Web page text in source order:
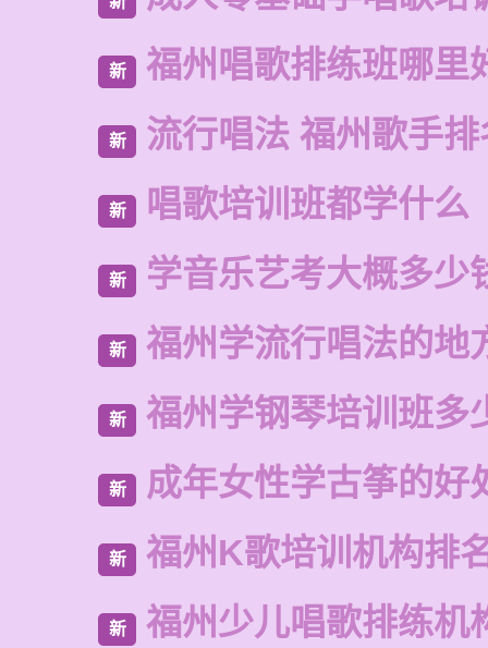
新 福州唱歌排练班哪里
新 流行唱法 福州歌手
新 唱歌培训班都学什么
新 学音乐艺考大概多少
新 福州学流行唱法的地
新 福州学钢琴培训班多
新 成年女性学古筝的好
新 福州K歌培训机构排
新 福州少儿唱歌排练机